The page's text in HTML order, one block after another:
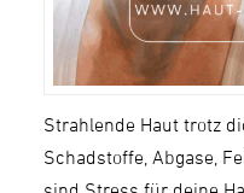
Strahlende Haut trotz
Schadstoffe, Abgase,